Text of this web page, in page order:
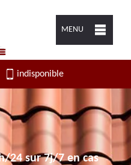
MENU
indisponible
24 sur 7j/7 en cas